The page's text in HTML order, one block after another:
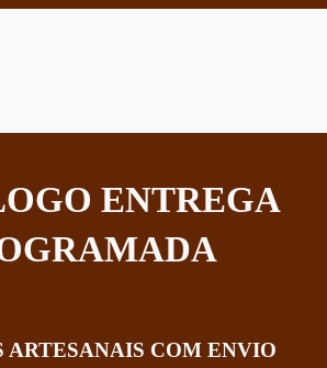
ENTREGA
ARTESANAIS COM ENVIO